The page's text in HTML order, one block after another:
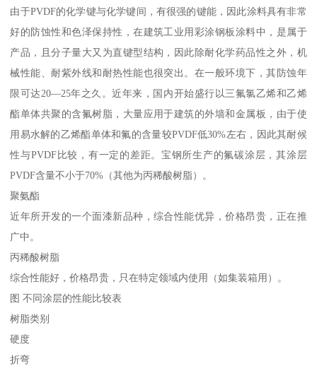
由于PVDF的化学键与化学键间，有很强的键能，因此涂料具有非常
好的防蚀性和色泽保持性，在建筑工业用彩涂钢板涂料中，是属于
产品，且分子量大又为直键型结构，因此除耐化学药品性之外，机
械性能、耐紫外线和耐热性能也很突出。在一般环境下，其防蚀年
限可达20—25年之久。近年来，国内开始盛行以三氟氯乙烯和乙烯
酯单体共聚的含氟树脂，大量应用于建筑的外墙和金属板，由于使
用易水解的乙烯酯单体和氟的含量较PVDF低30%左右，因此其耐候
性与PVDF比较，有一定的差距。宝钢所生产的氟碳涂层，其涂层
PVDF含量不小于70%（其他为丙稀酸树脂）。
聚氨酯
近年所开发的一个面漆新品种，综合性能优异，价格昂贵，正在推
广中。
丙稀酸树脂
综合性能好，价格昂贵，只在特定领域内使用（如集装箱用）。
图 不同涂层的性能比较表
树脂类别
硬度
折弯